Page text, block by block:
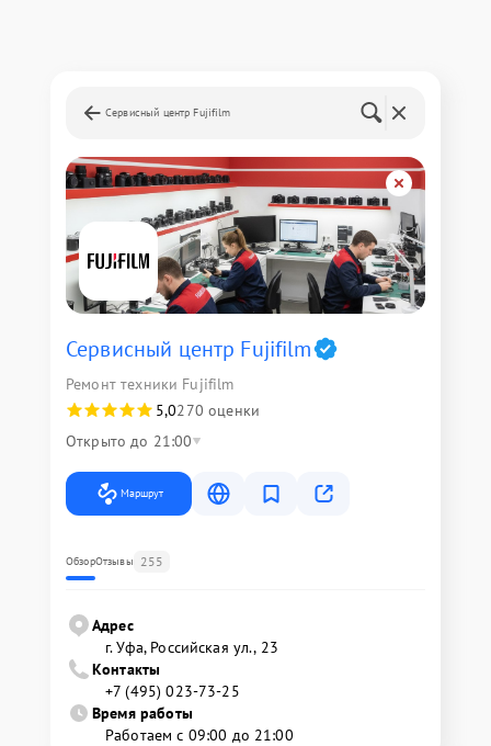
Сервисный центр Fujifilm
Сервисный центр Fujifilm
Ремонт техники Fujifilm
5,0270 оценки
Открыто до 21:00
Маршрут
ОбзорОтзывы 255
Адрес
г. Уфа, Российская ул., 23
Контакты
+7 (495) 023-73-25
Время работы
Работаем с 09:00 до 21:00